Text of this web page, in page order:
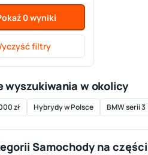
0 wyniki
filtry
wyszukiwania w okolicy
zł Hybrydy w Polsce BMW serii 3
Samochody na części